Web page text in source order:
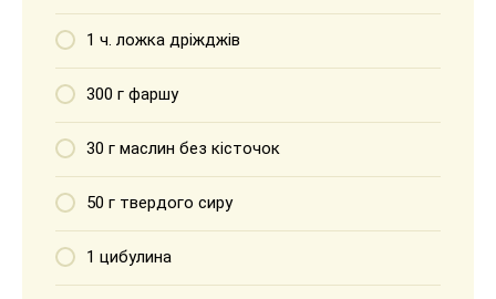
1 ч. ложка дріжджів
300 г фаршу
30 г маслин без кісточок
50 г твердого сиру
1 цибулина